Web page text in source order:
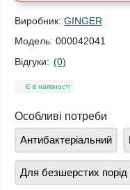
Виробник: GINGER
Модель: 000042041
Відгуки: (0)
Є в наявності
Особливі потреби
Антибактеріальний
Для безшерстих порід